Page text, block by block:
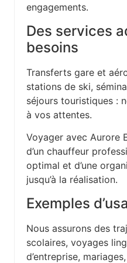
engagements.
Des services
besoins
Transferts gare et
stations de ski,
séjours touristiques :
à vos attentes.
Voyager avec Aurore
d’un chauffeur
optimal et d’une
jusqu’à la réalisation.
Exemples
Nous assurons des
scolaires, voyages
d’entreprise,